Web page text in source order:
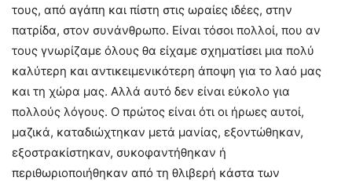
τους, από αγάπη και πίστη στις ωραίες ιδέες, στην
πατρίδα, στον συνάνθρωπο. Είναι τόσοι πολλοί, που αν
τους γνωρίζαμε όλους θα είχαμε σχηματίσει μια πολύ
καλύτερη και αντικειμενικότερη άποψη για το λαό μας
και τη χώρα μας. Αλλά αυτό δεν είναι εύκολο για
πολλούς λόγους. Ο πρώτος είναι ότι οι ήρωες αυτοί,
μαζικά, καταδιώχτηκαν μετά μανίας, εξοντώθηκαν,
εξοστρακίστηκαν, συκοφαντήθηκαν ή
περιθωριοποιήθηκαν από τη θλιβερή κάστα των